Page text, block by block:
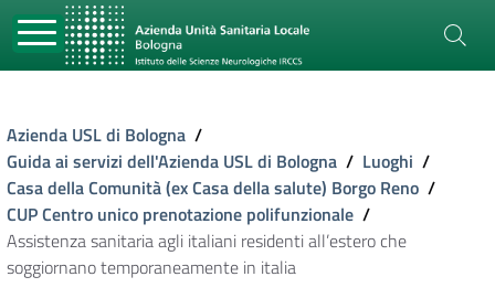
Azienda USL di Bologna /
Guida ai servizi dell'Azienda USL di Bologna / Luoghi /
Casa della Comunità (ex Casa della salute) Borgo Reno /
CUP Centro unico prenotazione polifunzionale /
Assistenza sanitaria agli italiani residenti all’estero che
soggiornano temporaneamente in italia